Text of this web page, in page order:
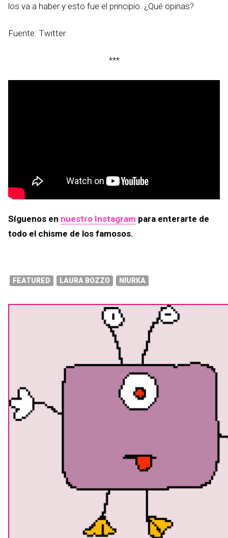
los va a haber y esto fue el principio. ¿Qué opinas?
Fuente: Twitter
***
Síguenos en nuestro Instagram para enterarte de
todo el chisme de los famosos.
FEATURED LAURA BOZZO NIURKA